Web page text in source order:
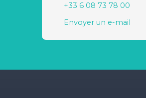
+33 6 08 73 78 00
Envoyer un e-mail